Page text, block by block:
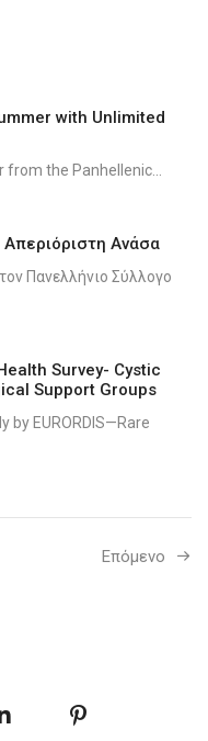
with Unlimited
the Panhellenic...
Απεριόριστη Ανάσα
Πανελλήνιο Σύλλογο
Survey- Cystic
Support Groups
by EURORDIS—Rare
Επόμενο